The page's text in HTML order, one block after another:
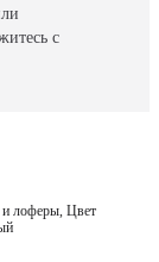
с
лоферы, Цвет